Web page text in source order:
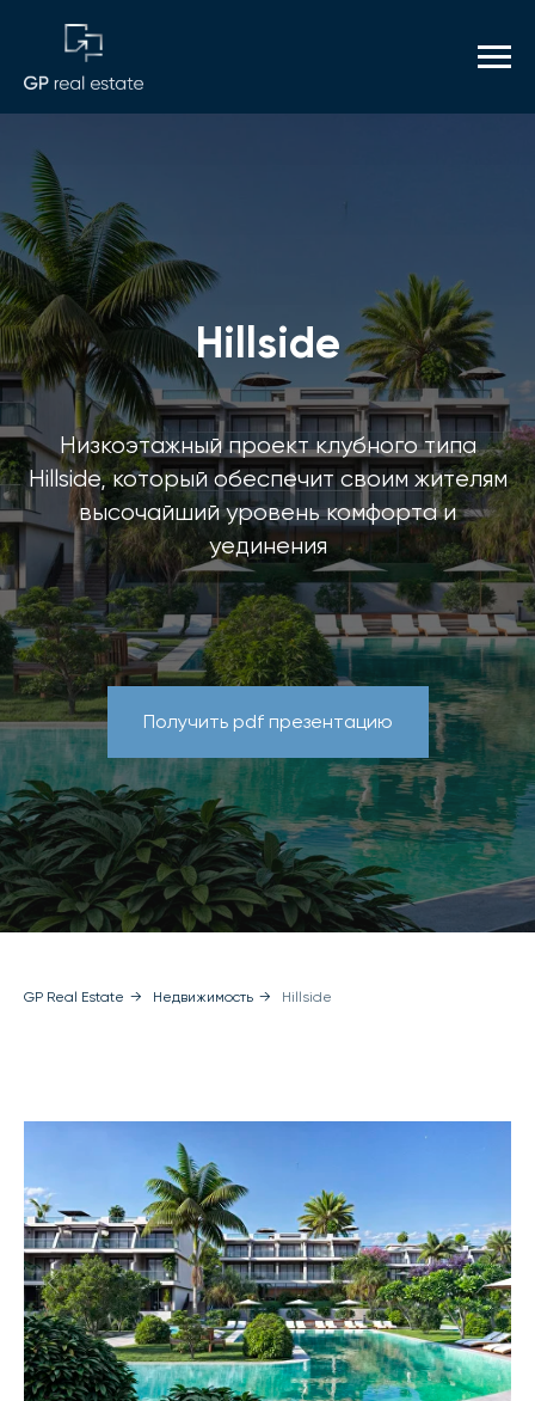
Hillside
Низкоэтажный проект клубного типа
Hillside, который обеспечит своим жителям
высочайший уровень комфорта и
уединения
Получить pdf презентацию
GP Real Estate → Недвижимость → Hillside